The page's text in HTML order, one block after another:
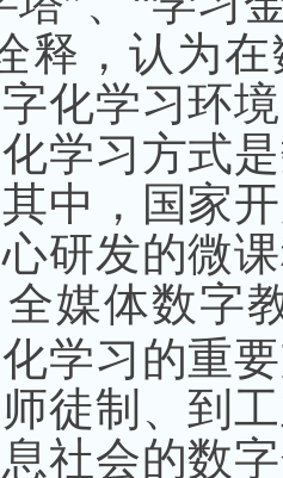
释，认为
化学习环
学习方式
中，国家
研发的微
媒体数字
学习的重
徒制、到
社会的数